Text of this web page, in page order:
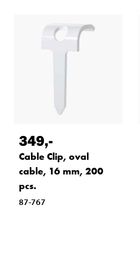
349,-
Cable Clip, oval
cable, 16 mm, 200
pcs.
87-767